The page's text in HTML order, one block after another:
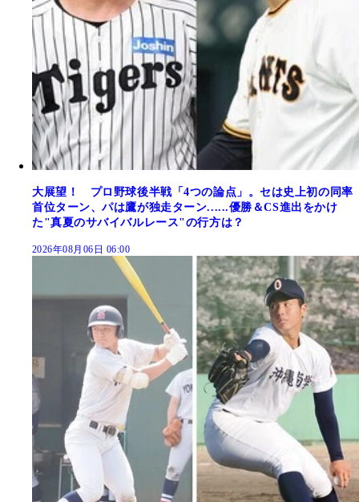
大展望！ プロ野球後半戦「4つの論点」。セは史上初の同率
首位ターン、パは鷹が独走ターン......優勝＆CS進出をかけ
た"真夏のサバイバルレース"の行方は？
2026年08月06日 06:00